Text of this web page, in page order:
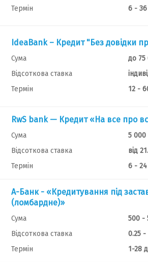
Термін
6 - 36
IdeaBank – Кредит "Без довідки
Сума
до 75
Відсоткова ставка
Термін
12 -
RwS bank — Кредит «На все про
Сума
5 000
Відсоткова ставка
від
Термін
6 - 24
А-Банк - «Кредитування під
(ломбардне)»
Сума
500 -
Відсоткова ставка
0.25 -
Термін
1-28